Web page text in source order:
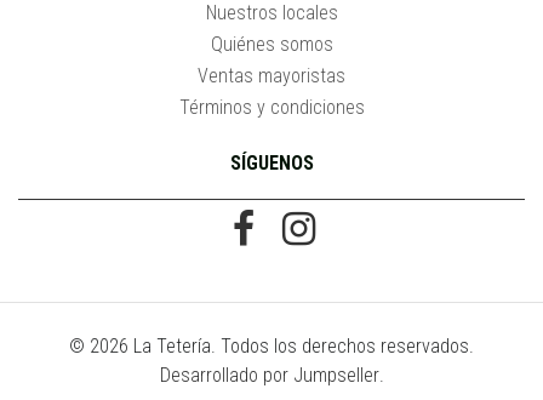
Nuestros locales
Quiénes somos
Ventas mayoristas
Términos y condiciones
SÍGUENOS
© 2026 La Tetería. Todos los derechos reservados.
Desarrollado por Jumpseller.